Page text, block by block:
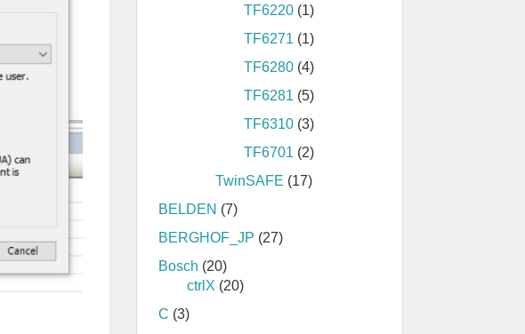
TF6220 (1)
TF6271 (1)
TF6280 (4)
TF6281 (5)
TF6310 (3)
TF6701 (2)
TwinSAFE (17)
BELDEN (7)
BERGHOF_JP (27)
Bosch (20)
ctrlX (20)
C (3)